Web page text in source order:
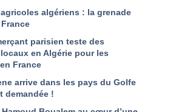
algériens : la grenade
parisien teste des
en Algérie pour les
France
arrive dans les pays du Golfe
demandée !